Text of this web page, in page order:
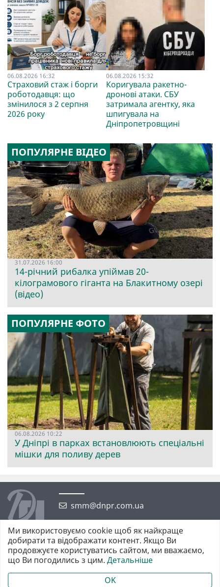
06.08.2026 16:32
Страховий стаж і борги
роботодавця: що
змінилося з 2 серпня
2026 року
06.08.2026 15:32
Коригувала ракетно-
дронові атаки. СБУ
затримала агентку, яка
шпигувала на
Дніпропетровщині
ПОПУЛЯРНЕ ВІДЕО
31.07.2026 16:00
14-річний рибалка упіймав 20-
кілограмового гіганта на Блакитному озері
(відео)
ПОПУЛЯРНЕ ФОТО
06.08.2026 10:22
У Дніпрі в парках встановлюють спеціальні
мішки для поливу дерев
smm@dnpr.com.ua
©2026 https://dnpr.com.ua Дніпровська порадниця
Всі права захищені. При повному або частковому використанні
матеріалів обов'язкове активне гіперпосилання у першому абзаці.
Ми використовуємо cookie щоб як найкраще
добирати та відображати контент. Якщо Ви
продовжуєте користуватись сайтом, ми вважаємо,
що Ви погодились з цим. Детальніше
OK